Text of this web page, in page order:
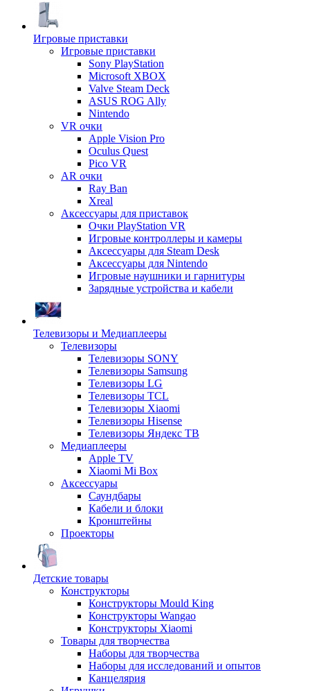
Игровые приставки
Игровые приставки
Sony PlayStation
Microsoft XBOX
Valve Steam Deck
ASUS ROG Ally
Nintendo
VR очки
Apple Vision Pro
Oculus Quest
Pico VR
AR очки
Ray Ban
Xreal
Аксессуары для приставок
Очки PlayStation VR
Игровые контроллеры и камеры
Аксессуары для Steam Desk
Аксессуары для Nintendo
Игровые наушники и гарнитуры
Зарядные устройства и кабели
Телевизоры и Медиаплееры
Телевизоры
Телевизоры SONY
Телевизоры Samsung
Телевизоры LG
Телевизоры TCL
Телевизоры Xiaomi
Телевизоры Hisense
Телевизоры Яндекс ТВ
Медиаплееры
Apple TV
Xiaomi Mi Box
Аксессуары
Саундбары
Кабели и блоки
Кронштейны
Проекторы
Детские товары
Конструкторы
Конструкторы Mould King
Конструкторы Wangao
Конструкторы Xiaomi
Товары для творчества
Наборы для творчества
Наборы для исследований и опытов
Канцелярия